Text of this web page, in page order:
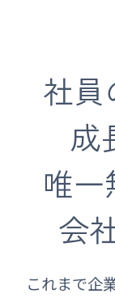
社員
成
唯
会
これまで企